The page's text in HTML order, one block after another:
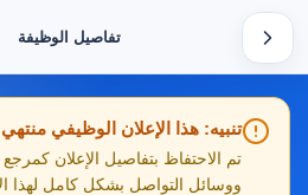
تفاصيل الوظيفة
تنبيه: هذا الإعلان الوظيفي
تم الاحتفاظ بتفاصيل الإعلان كمرجع
ووسائل التواصل بشكل كامل لهذا